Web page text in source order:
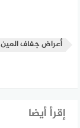
أعراض جفاف العين
إقرأ أيضا